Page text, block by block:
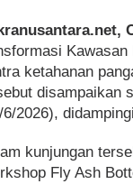
Kawasan
ketahanan
disampaikan
6/2026),
kunjungan
Fly Ash